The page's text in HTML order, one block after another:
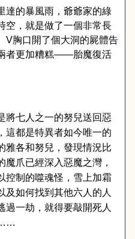
達的暴風雨，爺爺家的綠
空，就是做了一個非常長
V胸口開了個大洞的屍體告
者更加糟糕――胎魔復活
將七人之一的努兒送回惡
這都是特異者如今唯一的
雅各和努兒，發現情況比
爪已經深入惡魔之灣，
控制的噬魂怪，雪上加霜
及如何找到其他六人的人
過一劫，就得要敲開死人
……